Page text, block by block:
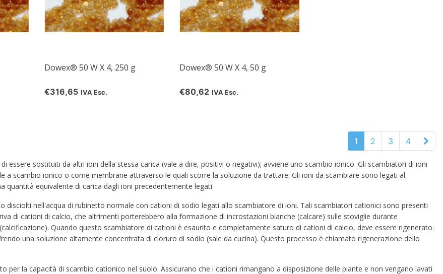
Dowex® 50 W X 4, 250 g
€316,65 IVA Esc.
Dowex® 50 W X 4, 50 g
€80,62 IVA Esc.
1 2 3 4
essere sostituiti da altri ioni della stessa carica (vale a dire, positivi o negativi); avviene uno scambio ionico. Gli scambiatori di ioni
scambio ionico o come membrane attraverso le quali scorre la soluzione da trattare. Gli ioni da scambiare sono legati al
quantità equivalente di carica dagli ioni precedentemente legati.
nell'acqua di rubinetto normale con cationi di sodio legati allo scambiatore di ioni. Tali scambiatori cationici sono presenti
di cationi di calcio, che altrimenti porterebbero alla formazione di incrostazioni bianche (calcare) sulle stoviglie durante
Quando questo scambiatore di cationi è esaurito e completamente saturo di cationi di calcio, deve essere rigenerato.
una soluzione altamente concentrata di cloruro di sodio (sale da cucina). Questo processo è chiamato rigenerazione dello
la capacità di scambio cationico nel suolo. Assicurano che i cationi rimangano a disposizione delle piante e non vengano lavati
Your discount applies to orders above €50,00